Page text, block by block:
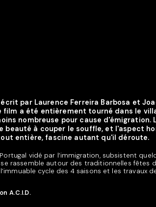
par Laurence Ferreira Barbosa et
film a été entièrement tourné dans le
nombreuse pour cause d'émigration.
beauté à couper le souffle, et l'aspect
entière, fascine autant qu'il déroute.
vidé par l’immigration, subsistent
rassemble autour des traditionnelles fêtes
cycle des 4 saisons et les travaux
A.C.I.D.